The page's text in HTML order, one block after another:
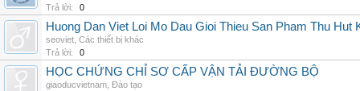
Trả lời:
0
Huong Dan Viet Loi Mo Dau Gioi Thieu San Pham Thu Hut
seoviet Các thiết bị khác
Trả lời:
0
HỌC CHỨNG CHỈ SƠ CẤP VẬN TẢI ĐƯỜNG BỘ
giaoducvietnam Đào tạo